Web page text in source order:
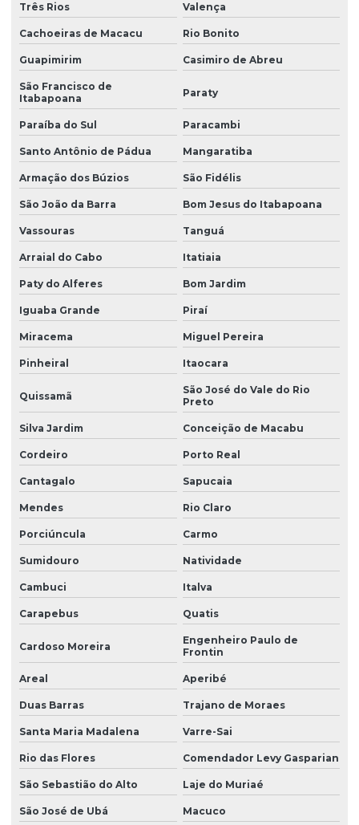
Laudo insalubridade
Laudo de insalubridade ltcat
Laudo de insalubridade para mecânico
Laudo de insalubridade nr
Laudo de insalubridade nr 15
Laudo insalubridade e periculosidade
Laudo de insalubridade e periculosidade e ltcat
Laudo de insalubridade para soldador
Laudo de instalações elétricas nr10
Laudo ltcat valor
Laudo de luminosidade
Laudo nr 15
Laudo pericial insalubridade
Laudo pericial de periculosidade
Laudo pericial trabalhista insalubridade
Laudo de periculosidade e insalubridade
Laudo de periculosidade nr
Laudo pgr esocial
Laudo de para raios spda
Laudo de ruído ambiental
Laudo de ruído externo
Laudo spda e aterramento
Laudo spda periodicidade
Laudo técnico instalações elétricas
Laudo técnico ltcat
Laudo técnico de periculosidade
Três Rios Valença
Cachoeiras de Macacu Rio Bonito
Guapimirim Casimiro de Abreu
São Francisco de
Itabapoana
Paraty
Paraíba do Sul Paracambi
Santo Antônio de Pádua Mangaratiba
Armação dos Búzios São Fidélis
São João da Barra Bom Jesus do Itabapoana
Vassouras Tanguá
Arraial do Cabo Itatiaia
Paty do Alferes Bom Jardim
Iguaba Grande Piraí
Miracema Miguel Pereira
Pinheiral Itaocara
Quissamã
São José do Vale do Rio
Preto
Silva Jardim Conceição de Macabu
Cordeiro Porto Real
Cantagalo Sapucaia
Mendes Rio Claro
Porciúncula Carmo
Sumidouro Natividade
Cambuci Italva
Carapebus Quatis
Cardoso Moreira
Engenheiro Paulo de
Frontin
Areal Aperibé
Duas Barras Trajano de Moraes
Santa Maria Madalena Varre-Sai
Rio das Flores Comendador Levy Gasparian
São Sebastião do Alto Laje do Muriaé
São José de Ubá
Macuco